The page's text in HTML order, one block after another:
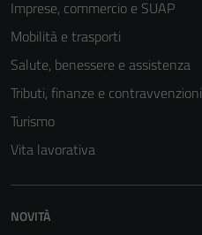
Imprese, commercio e SUAP
Mobilità e trasporti
Salute, benessere e assistenza
Tributi, finanze e contravvenzioni
Turismo
Vita lavorativa
NOVITÀ